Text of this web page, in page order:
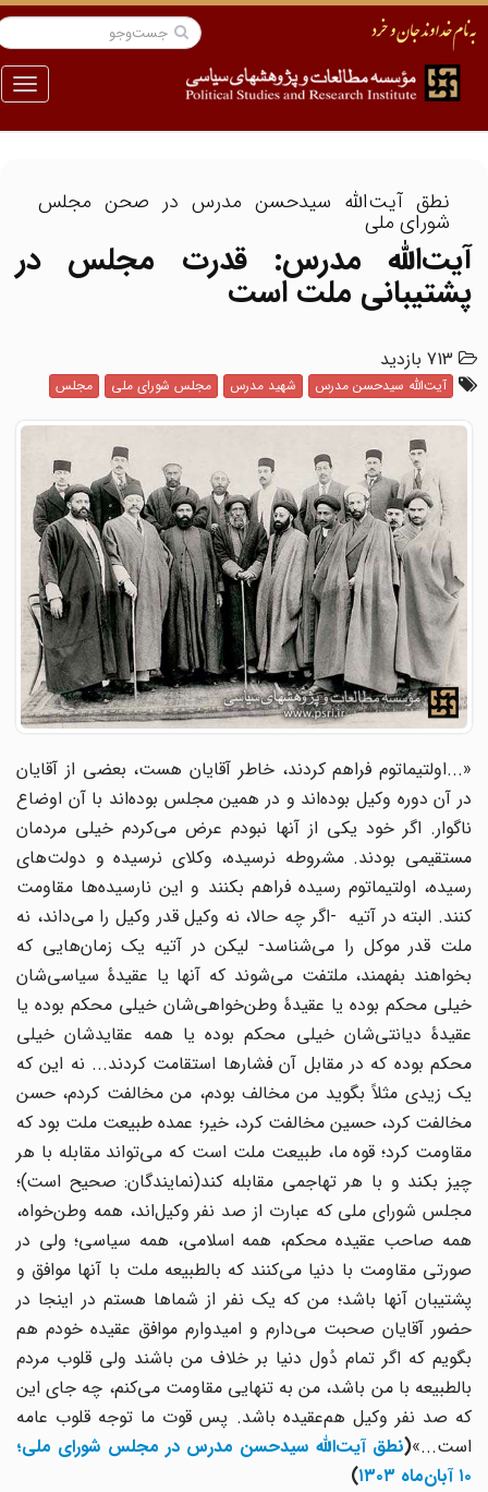
منو
نطق آیت‌الله سیدحسن مدرس در صحن مجلس
شورای ملی
آیت‌الله مدرس: قدرت مجلس در
پشتیبانی ملت است
713 بازدید
آیت‌الله سیدحسن مدرس شهید مدرس مجلس شورای ملی مجلس
«...اولتیماتوم فراهم کردند، خاطر آقایان هست، بعضى از آقایان
در آن دوره وکیل بوده‌اند و در همین مجلس بوده‌اند با آن اوضاع
ناگوار. اگر خود یکى از آنها نبودم عرض مى‌کردم خیلى مردمان
مستقیمى بودند. مشروطه نرسیده، وکلاى نرسیده و دولت‌هاى
رسیده، اولتیماتوم رسیده فراهم بکنند و این نارسیده‌ها مقاومت
کنند. البته در آتیه -اگر چه حالا، نه وکیل قدر وکیل را مى‌داند، نه
ملت قدر موکل را می‌شناسد- لیکن در آتیه یک زمان‌هایی که
بخواهند بفهمند، ملتفت می‌شوند که آنها یا عقیدۀ سیاسى‌شان
خیلى محکم بوده یا عقیدۀ وطن‌خواهى‌شان خیلى محکم بوده یا
عقیدۀ دیانتى‌شان خیلى محکم بوده یا همه عقایدشان خیلى
محکم بوده که در مقابل آن فشارها استقامت کردند... نه این که
یک زیدى مثلاً بگوید من مخالف بودم، من مخالفت کردم، حسن
مخالفت کرد، حسین مخالفت کرد، خیر؛ عمده طبیعت ملت بود که
مقاومت کرد؛ قوه ما، طبیعت ملت است که می‌تواند مقابله با هر
چیز بکند و با هر تهاجمى مقابله کند(نمایندگان: صحیح است)؛
مجلس شوراى ملى که عبارت از صد نفر وکیل‌اند، همه وطن‌خواه،
همه صاحب عقیده محکم، همه اسلامى، همه سیاسى؛ ولى در
صورتى مقاومت با دنیا می‌کنند که بالطبیعه ملت با آنها موافق و
پشتیبان آنها باشد؛ من که یک نفر از شماها هستم در اینجا در
حضور آقایان صحبت می‌دارم و امیدوارم موافق عقیده خودم هم
بگویم که اگر تمام دُول دنیا بر خلاف من باشند ولی قلوب مردم
بالطبیعه با من باشد، من به تنهایی مقاومت می‌کنم، چه جاى این
که صد نفر وکیل هم‌عقیده باشد. پس قوت ما توجه قلوب عامه
است...»(نطق آیت‌الله سیدحسن مدرس در مجلس شورای ملی؛
)